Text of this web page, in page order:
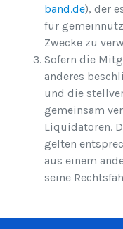
band.de), der
für
Zwecke zu
Sofern die
anderes
und die
gemeinsam
Liquidatoren.
gelten
aus einem
seine